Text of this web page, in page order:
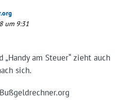
um 9:31
„Handy am Steuer“ zieht auch
sich.